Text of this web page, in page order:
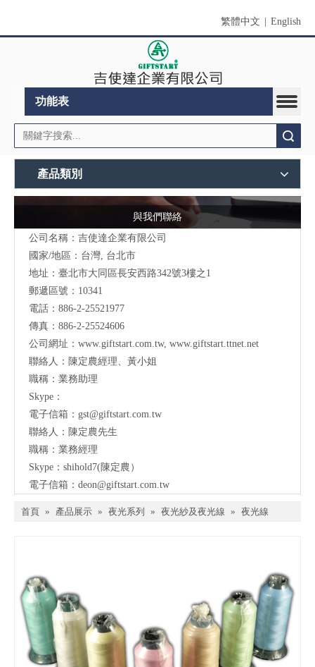
繁體中文 English
功能表
產品類別
與我們聯絡
公司名稱：吉使達企業有限公司
國家/地區：台灣, 台北市
地址：臺北市大同區長安西路342號3樓之1
郵遞區號：10341
電話：886-2-25521977
傳真：886-2-25524606
公司網址： www.giftstart.com.tw, www.giftstart.ttnet.net
聯絡人：陳定農經理、黃小姐
職稱：業務助理
Skype：
電子信箱： gst@giftstart.com.tw
聯絡人：陳定農先生
職稱：業務經理
Skype：shihold7(陳定農）
電子信箱： deon@giftstart.com.tw
首頁 » 產品展示 » 夜光系列 » 夜光紗及夜光線 » 夜光線